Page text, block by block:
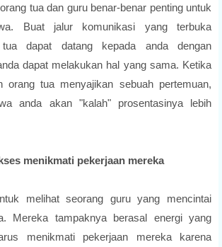
tua dan guru benar-benar penting untuk
Buat jalur komunikasi yang terbuka
dapat datang kepada anda dengan
dapat melakukan hal yang sama. Ketika
orang tua menyajikan sebuah pertemuan,
anda akan "kalah" prosentasinya lebih
menikmati pekerjaan mereka
melihat seorang guru yang mencintai
Mereka tampaknya berasal energi yang
menikmati pekerjaan mereka karena